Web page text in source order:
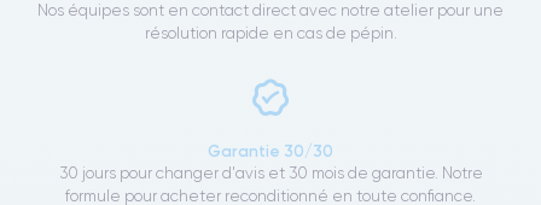
Nos équipes sont en contact direct avec notre atelier pour une
résolution rapide en cas de pépin.
Garantie 30/30
30 jours pour changer d'avis et 30 mois de garantie. Notre
formule pour acheter reconditionné en toute confiance.